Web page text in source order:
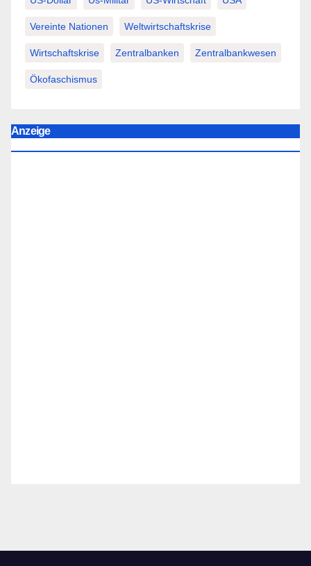
Vereinte Nationen Weltwirtschaftskrise
Wirtschaftskrise Zentralbanken Zentralbankwesen
Ökofaschismus
Anzeige